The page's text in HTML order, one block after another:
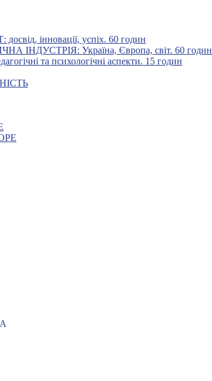
інновації, успіх. 60 годин
ІНДУСТРІЯ: Україна, Європа, світ. 60 годин
та психологічні аспекти. 15 годин